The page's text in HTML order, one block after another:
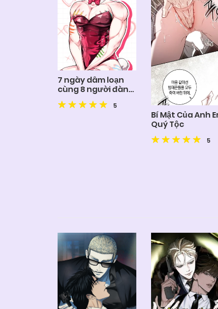
7 ngày dâm loạn
cùng 8 người đàn
ông sexy
5
Bí Mật Của Anh
Quý Tộc
5